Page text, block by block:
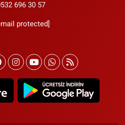
696 30 57
protected]